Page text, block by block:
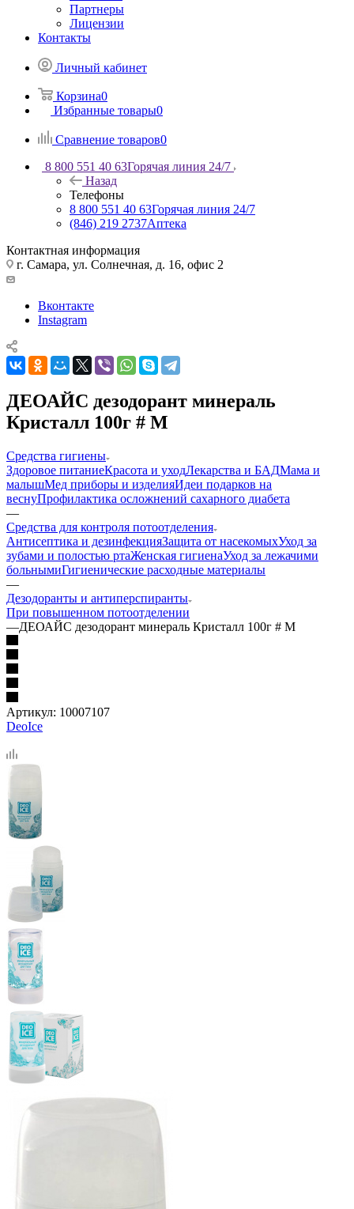
Партнеры
Лицензии
Контакты
Личный кабинет
Корзина0
Избранные товары0
Сравнение товаров0
8 800 551 40 63Горячая линия 24/7
Назад
Телефоны
8 800 551 40 63Горячая линия 24/7
(846) 219 2737Аптека
Контактная информация
г. Самара, ул. Солнечная, д. 16, офис 2
Вконтакте
Instagram
ДЕОАЙС дезодорант минераль
Кристалл 100г # М
Средства гигиены
Здоровое питаниеКрасота и уходЛекарства и БАДМама и
малышМед приборы и изделияИдеи подарков на
веснуПрофилактика осложнений сахарного диабета
—
Средства для контроля потоотделения
Антисептика и дезинфекцияЗащита от насекомыхУход за
зубами и полостью ртаЖенская гигиенаУход за лежачими
больнымиГигиенические расходные материалы
—
Дезодоранты и антиперспиранты
При повышенном потоотделении
—ДЕОАЙС дезодорант минераль Кристалл 100г # М
Артикул: 10007107
DeoIce